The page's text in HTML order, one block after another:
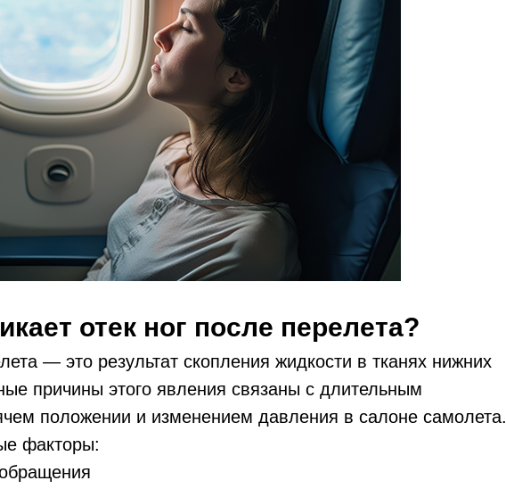
отек ног после перелета?
— это результат скопления жидкости в тканях нижних
причины этого явления связаны с длительным
положении и изменением давления в салоне самолета.
факторы: